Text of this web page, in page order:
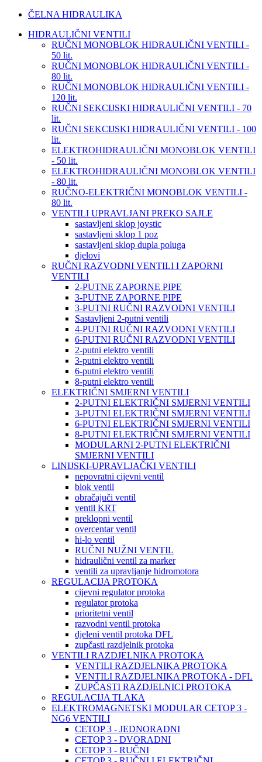
ČELNA HIDRAULIKA
HIDRAULIČNI VENTILI
RUČNI MONOBLOK HIDRAULIČNI VENTILI -
50 lit.
RUČNI MONOBLOK HIDRAULIČNI VENTILI -
80 lit.
RUČNI MONOBLOK HIDRAULIČNI VENTILI -
120 lit.
RUČNI SEKCIJSKI HIDRAULIČNI VENTILI - 70
lit.
RUČNI SEKCIJSKI HIDRAULIČNI VENTILI - 100
lit.
ELEKTROHIDRAULIČNI MONOBLOK VENTILI
- 50 lit.
ELEKTROHIDRAULIČNI MONOBLOK VENTILI
- 80 lit.
RUČNO-ELEKTRIČNI MONOBLOK VENTILI -
80 lit.
VENTILI UPRAVLJANI PREKO SAJLE
sastavljeni sklop joystic
sastavljeni sklop 1 poz
sastavljeni sklop dupla poluga
djelovi
RUČNI RAZVODNI VENTILI I ZAPORNI
VENTILI
2-PUTNE ZAPORNE PIPE
3-PUTNE ZAPORNE PIPE
3-PUTNI RUČNI RAZVODNI VENTILI
Sastavljeni 2-putni ventili
4-PUTNI RUČNI RAZVODNI VENTILI
6-PUTNI RUČNI RAZVODNI VENTILI
2-putni elektro ventili
3-putni elektro ventili
6-putni elektro ventili
8-putni elektro ventili
ELEKTRIČNI SMJERNI VENTILI
2-PUTNI ELEKTRIČNI SMJERNI VENTILI
3-PUTNI ELEKTRIČNI SMJERNI VENTILI
6-PUTNI ELEKTRIČNI SMJERNI VENTILI
8-PUTNI ELEKTRIČNI SMJERNI VENTILI
MODULARNI 2-PUTNI ELEKTRIČNI
SMJERNI VENTILI
LINIJSKI-UPRAVLJAČKI VENTILI
nepovratni cijevni ventil
blok ventil
obračajuči ventil
ventil KRT
preklopni ventil
overcentar ventil
hi-lo ventil
RUČNI NUŽNI VENTIL
hidraulični ventil za marker
ventili za upravljanje hidromotora
REGULACIJA PROTOKA
cijevni regulator protoka
regulator protoka
prioritetni ventil
razvodni ventil protoka
djeleni ventil protoka DFL
zupčasti razdjelnik protoka
VENTILI RAZDJELNIKA PROTOKA
VENTILI RAZDJELNIKA PROTOKA
VENTILI RAZDJELNIKA PROTOKA - DFL
ZUPČASTI RAZDJELNICI PROTOKA
REGULACIJA TLAKA
ELEKTROMAGNETSKI MODULAR CETOP 3 -
NG6 VENTILI
CETOP 3 - JEDNORADNI
CETOP 3 - DVORADNI
CETOP 3 - RUČNI